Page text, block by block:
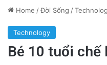
Home /Đời Sống /
Technology
Bé 10 tuổi